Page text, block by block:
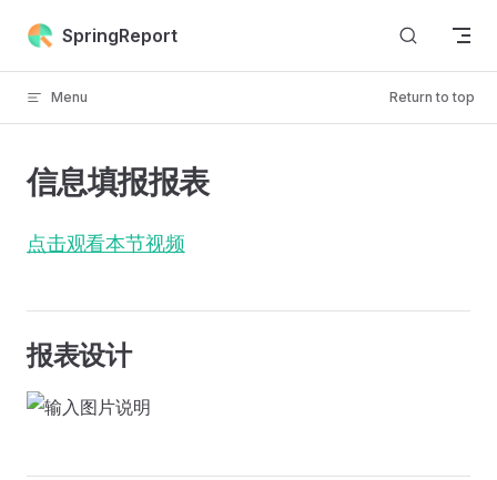
Skip to content
SpringReport
Menu Return to top
信息填报报表
点击观看本节视频
报表设计